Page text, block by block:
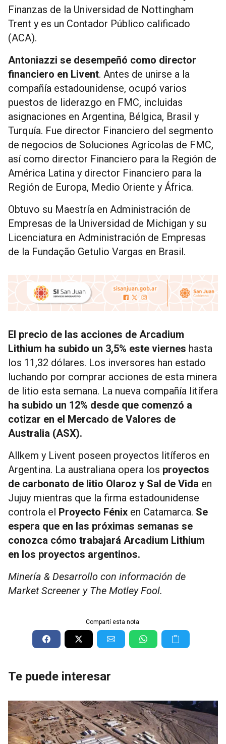
Finanzas de la Universidad de Nottingham
Trent y es un Contador Público calificado
(ACA).
Antoniazzi se desempeñó como director
financiero en Livent. Antes de unirse a la
compañía estadounidense, ocupó varios
puestos de liderazgo en FMC, incluidas
asignaciones en Argentina, Bélgica, Brasil y
Turquía. Fue director Financiero del segmento
de negocios de Soluciones Agrícolas de FMC,
así como director Financiero para la Región de
América Latina y director Financiero para la
Región de Europa, Medio Oriente y África.
Obtuvo su Maestría en Administración de
Empresas de la Universidad de Michigan y su
Licenciatura en Administración de Empresas
de la Fundação Getulio Vargas en Brasil.
El precio de las acciones de Arcadium
Lithium ha subido un 3,5% este viernes hasta
los 11,32 dólares. Los inversores han estado
luchando por comprar acciones de esta minera
de litio esta semana. La nueva compañía litífera
ha subido un 12% desde que comenzó a
cotizar en el Mercado de Valores de
Australia (ASX).
Allkem y Livent poseen proyectos litíferos en
Argentina. La australiana opera los proyectos
de carbonato de litio Olaroz y Sal de Vida en
Jujuy mientras que la firma estadounidense
controla el Proyecto Fénix en Catamarca. Se
espera que en las próximas semanas se
conozca cómo trabajará Arcadium Lithium
en los proyectos argentinos.
Minería & Desarrollo con información de
Market Screener y The Motley Fool.
Compartí esta nota:
Te puede interesar